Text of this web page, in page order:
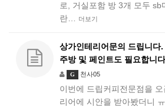
로, 거실포함 방 3개 모두 sb
란…
더보기
상가인테리어문의 드립니다.
주방 및 페인트도 필요합니
G 천사05
이번에 드립커피전문점을
리어에 시안을 받아봤더니